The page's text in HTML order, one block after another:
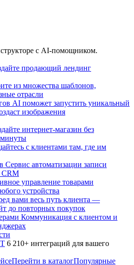
с AI-помощником.
продающий лендинг
из множества шаблонов,
отрасли
AI поможет запустить уникальный
изображения
интернет-магазин без
минуты
с клиентами там, где им
Сервис автоматизации записи
CRM
управление товарами
устройства
вами весь путь клиента —
до повторных покупок
Коммуникация с клиентом и
6 210+ интеграций для вашего
Перейти в каталогПопулярные